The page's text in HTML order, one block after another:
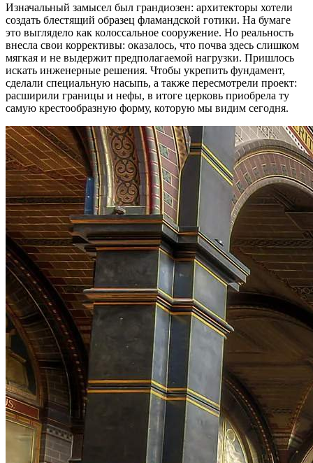
Изначальный замысел был грандиозен: архитекторы хотели
создать блестящий образец фламандской готики. На бумаге
это выглядело как колоссальное сооружение. Но реальность
внесла свои коррективы: оказалось, что почва здесь слишком
мягкая и не выдержит предполагаемой нагрузки. Пришлось
искать инженерные решения. Чтобы укрепить фундамент,
сделали специальную насыпь, а также пересмотрели проект:
расширили границы и нефы, в итоге церковь приобрела ту
самую крестообразную форму, которую мы видим сегодня.